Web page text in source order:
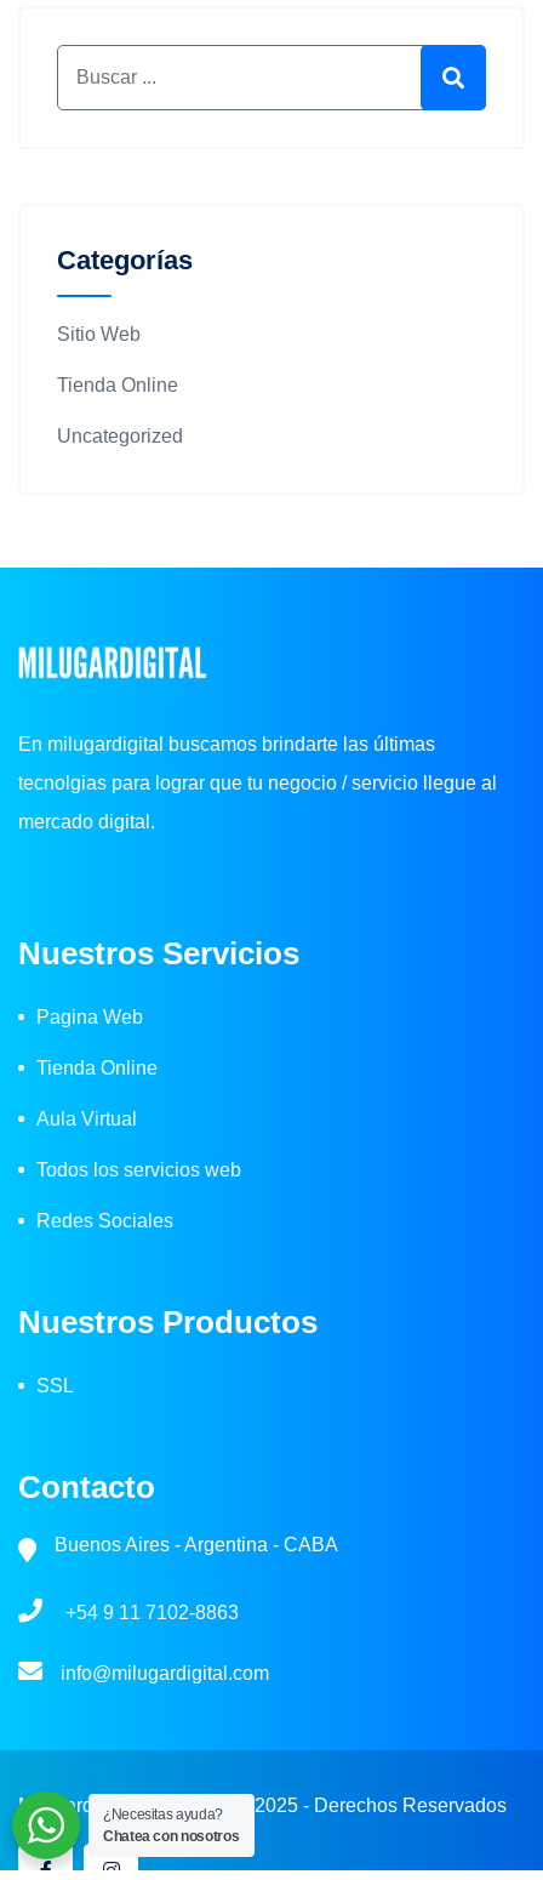
Categorías
Sitio Web
Tienda Online
Uncategorized
En milugardigital buscamos brindarte las últimas
tecnolgias para lograr que tu negocio / servicio llegue al
mercado digital.
Nuestros Servicios
Pagina Web
Tienda Online
Aula Virtual
Todos los servicios web
Redes Sociales
Nuestros Productos
SSL
Contacto
Buenos Aires - Argentina - CABA
+54 9 11 7102-8863
info@milugardigital.com
Milugardigital.com © 2018- 2025 - Derechos Reservados
¿Necesitas ayuda?
Chatea con nosotros